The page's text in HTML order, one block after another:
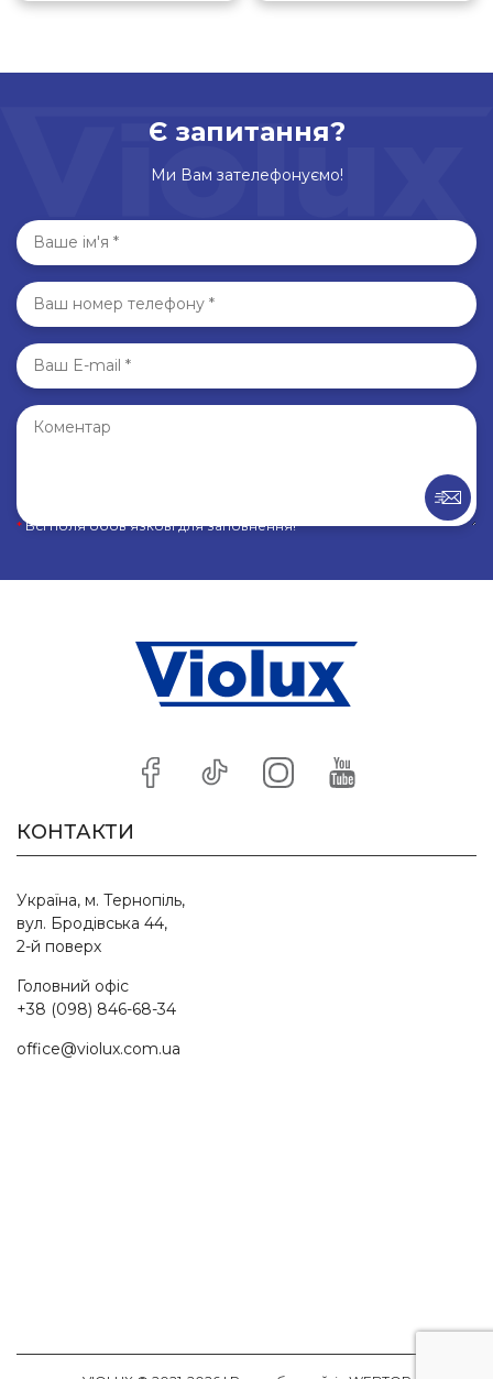
Є запитання?
Ми Вам зателефонуємо!
*Всі поля обов’язкові для заповнення!
КОНТАКТИ
Україна, м. Тернопіль,
вул. Бродівська 44,
2-й поверх
Головний офіс
+38 (098) 846-68-34
office@violux.com.ua